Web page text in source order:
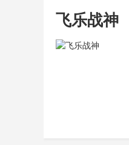
飞乐战神